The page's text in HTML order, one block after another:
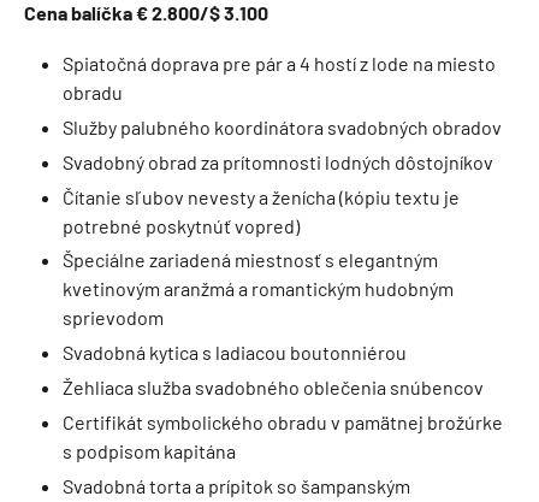
Cena balíčka € 2.800/$ 3.100
Spiatočná doprava pre pár a 4 hostí z lode na miesto
obradu
Služby palubného koordinátora svadobných obradov
Svadobný obrad za prítomnosti lodných dôstojníkov
Čítanie sľubov nevesty a ženícha (kópiu textu je
potrebné poskytnúť vopred)
Špeciálne zariadená miestnosť s elegantným
kvetinovým aranžmá a romantickým hudobným
sprievodom
Svadobná kytica s ladiacou boutonniérou
Žehliaca služba svadobného oblečenia snúbencov
Certifikát symbolického obradu v pamätnej brožúrke
s podpisom kapitána
Svadobná torta a prípitok so šampanským